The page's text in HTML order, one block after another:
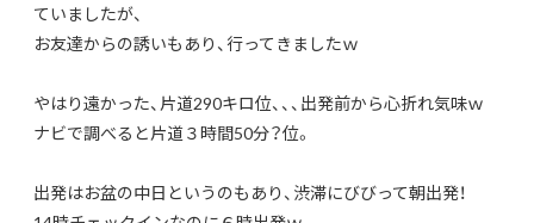
ていましたが、
お友達からの誘いもあり、行ってきましたｗ
やはり遠かった、片道290キロ位、、、出発前から心折れ気味ｗ
ナビで調べると片道３時間50分？位。
出発はお盆の中日というのもあり、渋滞にびびって朝出発！